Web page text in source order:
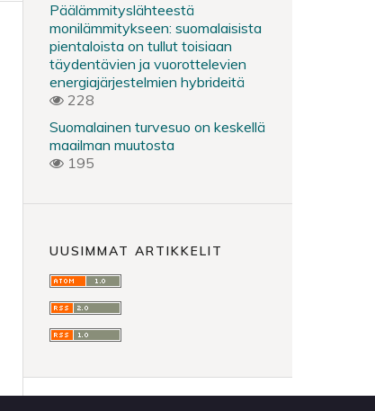
Päälämmityslähteestä
monilämmitykseen: suomalaisista
pientaloista on tullut toisiaan
täydentävien ja vuorottelevien
energiajärjestelmien hybrideitä
228
Suomalainen turvesuo on keskellä
maailman muutosta
195
UUSIMMAT ARTIKKELIT